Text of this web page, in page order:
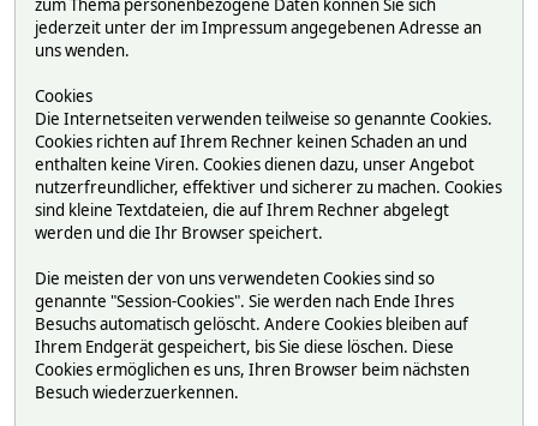
zum Thema personenbezogene Daten können Sie sich
jederzeit unter der im Impressum angegebenen Adresse an
uns wenden.
Cookies
Die Internetseiten verwenden teilweise so genannte Cookies.
Cookies richten auf Ihrem Rechner keinen Schaden an und
enthalten keine Viren. Cookies dienen dazu, unser Angebot
nutzerfreundlicher, effektiver und sicherer zu machen. Cookies
sind kleine Textdateien, die auf Ihrem Rechner abgelegt
werden und die Ihr Browser speichert.
Die meisten der von uns verwendeten Cookies sind so
genannte "Session-Cookies". Sie werden nach Ende Ihres
Besuchs automatisch gelöscht. Andere Cookies bleiben auf
Ihrem Endgerät gespeichert, bis Sie diese löschen. Diese
Cookies ermöglichen es uns, Ihren Browser beim nächsten
Besuch wiederzuerkennen.